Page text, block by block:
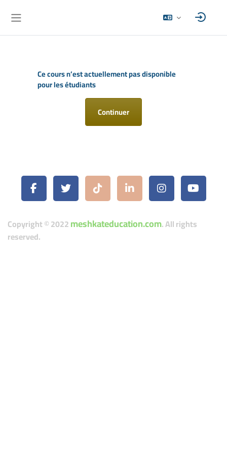
Ce cours n’est actuellement pas disponible
pour les étudiants
Continuer
Copyright © 2022meshkateducation.com. All rights
reserved.